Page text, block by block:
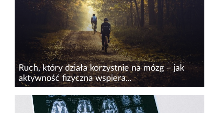
dr. hab. Pawła Moskala i prof. dr hab. Ewy
Stępień z Wydzia...
Ruch, który działa korzystnie na mózg – jak
aktywność fizyczna wspiera...
Regularna aktywność fizyczna to nie tylko
sposób na utrzymanie dobrej kondycji i